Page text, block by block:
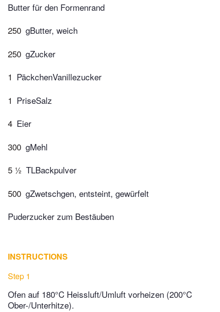
Butter für den Formenrand
250 gButter, weich
250 gZucker
1 PäckchenVanillezucker
1 PriseSalz
4 Eier
300 gMehl
5 ½ TLBackpulver
500 gZwetschgen, entsteint, gewürfelt
Puderzucker zum Bestäuben
INSTRUCTIONS
Step 1
Ofen auf 180°C Heissluft/Umluft vorheizen (200°C
Ober-/Unterhitze).